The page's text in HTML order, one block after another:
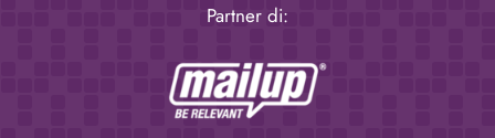
Partner di: